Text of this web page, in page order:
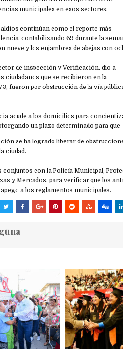
municipales en esos sectores.
continúan como el reporte más
contabilizando 69 durante la
nueve y los enjambres de abejas con
de inspección y Verificación, dio a
ciudadanos que se recibieron en la
fueron por obstrucción de la vía
acude a los domicilios para
un plazo determinado para que
se ha logrado liberar de
ciudad.
conjuntos con la Policía Municipal,
y Mercados, para verificar que los
a los reglamentos municipales.